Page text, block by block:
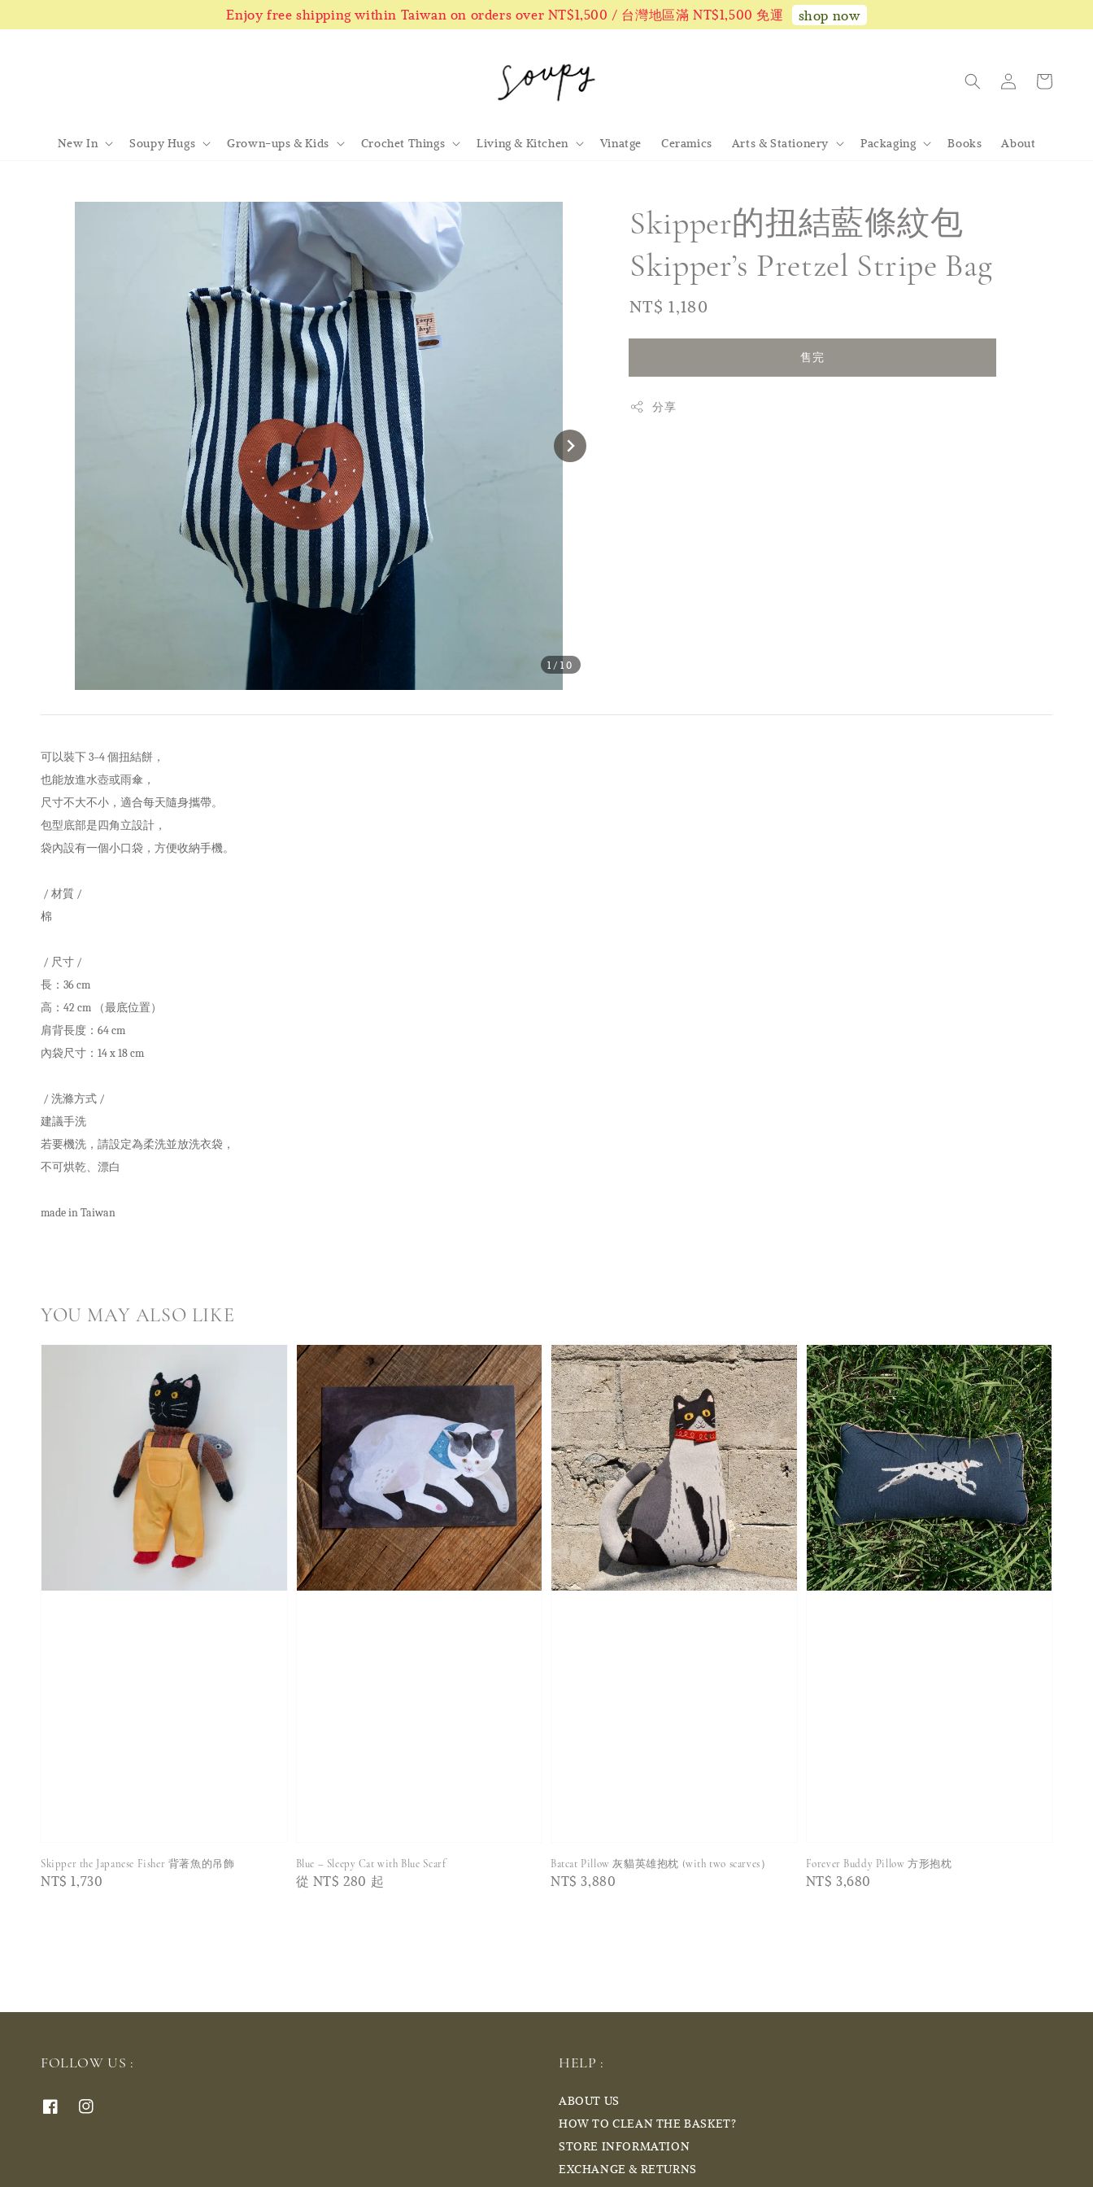
Enjoy free shipping within Taiwan on orders over NT$1,500 / 台灣地區滿 NT$1,500 免運 shop now
New In Soupy Hugs Grown-ups & Kids Crochet Things Living & Kitchen Vinatge Ceramics Arts & Stationery Packaging Books About
1 /10
Skipper的扭結藍條紋包
Skipper’s Pretzel Stripe Bag
Regular
NT$ 1,180
售完
分享
可以裝下 3–4 個扭結餅，
也能放進水壺或雨傘，
尺寸不大不小，適合每天隨身攜帶。
包型底部是四角立設計，
袋內設有一個小口袋，方便收納手機。
/ 材質 /
棉
/ 尺寸 /
長：36 cm
高：42 cm （最底位置）
肩背長度：64 cm
內袋尺寸：14 x 18 cm
/ 洗滌方式 /
建議手洗
若要機洗，請設定為柔洗並放洗衣袋，
不可烘乾、漂白
made in Taiwan
YOU MAY ALSO LIKE
Skipper the Japanese Fisher 背著魚的吊飾
Regular
NT$ 1,730
Blue – Sleepy Cat with Blue Scarf
Regular
從 NT$ 280 起
Batcat Pillow 灰貓英雄抱枕 (with two scarves）
Regular
NT$ 3,880
Forever Buddy Pillow 方形抱枕
Regular
NT$ 3,680
FOLLOW US : HELP :
ABOUT US
HOW TO CLEAN THE BASKET?
STORE INFORMATION
EXCHANGE & RETURNS